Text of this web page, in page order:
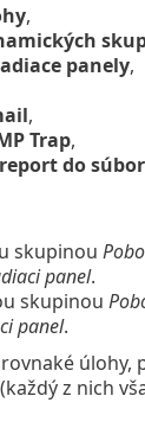
,
panely,
,
Trap,
do
skupinou
panel.
skupinou
panel.
úlohy,
z nich